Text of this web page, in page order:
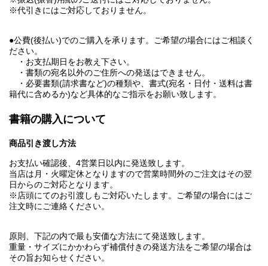
※代引きにはご対応しておりません。
●公費(後払い)でのご購入を承ります。ご希望の場合にはご相談く
ださい。
・お支払期日をお教え下さい。
・書類の宛名以外のご住所への発送はできません。
・必要書類(請求書など)の種類や、書式(宛名・日付・送料は書
籍代に含めるか)など具体的なご指示をお願い致します。
書籍の購入について
商品引き渡し方法
お支払い確認後、4営業日以内に発送致します。
当店は月・火曜定休となりますので営業時間外のご注文はその翌
日からのご対応となります。
※店頭にてのお引渡しもご対応いたします。ご希望の場合にはご
注文時にご連絡ください。
原則、下記の内で最も安価な方法にて発送致します。
重量・サイズにかかわらず補償付きの発送方法をご希望の場合は
その旨お知らせください。